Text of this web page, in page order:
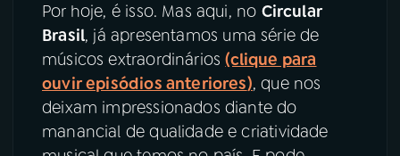
Por hoje, é isso. Mas aqui, no Circular
Brasil, já apresentamos uma série de
músicos extraordinários(clique para
ouvir episódios anteriores), que nos
deixam impressionados diante do
manancial de qualidade e criatividade